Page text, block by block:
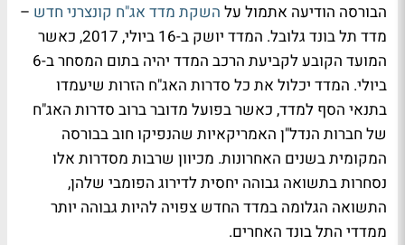
הבורסה הודיעה אתמול על השקת מדד אג"ח קונצרני חדש –
מדד תל בונד גלובל. המדד יושק ב-16 ביולי, 2017, כאשר
המועד הקובע לקביעת הרכב המדד יהיה בתום המסחר ב-6
ביולי. המדד יכלול את כל סדרות האג"ח הזרות שיעמדו
בתנאי הסף למדד, כאשר בפועל מדובר ברוב סדרות האג"ח
של חברות הנדל"ן האמריקאיות שהנפיקו חוב בבורסה
המקומית בשנים האחרונות. מכיוון שרבות מסדרות אלו
נסחרות בתשואה גבוהה יחסית לדירוג הפומבי שלהן,
התשואה הגלומה במדד החדש צפויה להיות גבוהה יותר
ממדדי התל בונד האחרים.